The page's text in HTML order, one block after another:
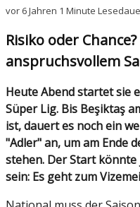
vor 6 Jahren 1 Minute
Risiko oder
anspruchsvollem
Heute Abend startet sie endlich, die Saison 2020/21 in der
Süper Lig. Bis Beşiktaş
ist, dauert es noch ein
"Adler" an, um am Ende
stehen. Der Start
sein: Es geht zum